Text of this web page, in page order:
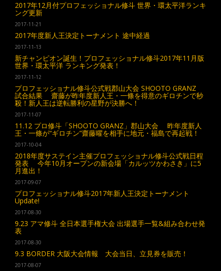
2017年12月付プロフェッショナル修斗 世界・環太平洋ランキ
ング更新
2017-11-21
2017年度新人王決定トーナメント 途中経過
2017-11-13
新チャンピオン誕生！プロフェッショナル修斗2017年11月版
世界・環太平洋 ランキング発表！
2017-11-12
プロフェッショナル修斗公式戦郡山大会 SHOOTO GRANZ
試合結果 齋藤が昨年度新人王・一條を得意のギロチンで秒
殺！新人王は逆転勝利の星野が決勝へ！
2017-11-07
11.12 プロ修斗「SHOOTO GRANZ」郡山大会 昨年度新人
王・一條が“ギロチン”齋藤曜を相手に地元・福島で再起戦！
2017-10-04
2018年度サステイン主催プロフェッショナル修斗公式戦日程
発表 今年10月オープンの新会場「カルッツかわさき」に5
月進出！
2017-09-07
プロフェッショナル修斗2017年新人王決定トーナメント
Update!
2017-08-30
9.23 アマ修斗 全日本選手権大会 出場選手一覧&組み合わせ発
表
2017-08-30
9.3 BORDER 大阪大会情報 大会当日、立見券を販売！
2017-08-07